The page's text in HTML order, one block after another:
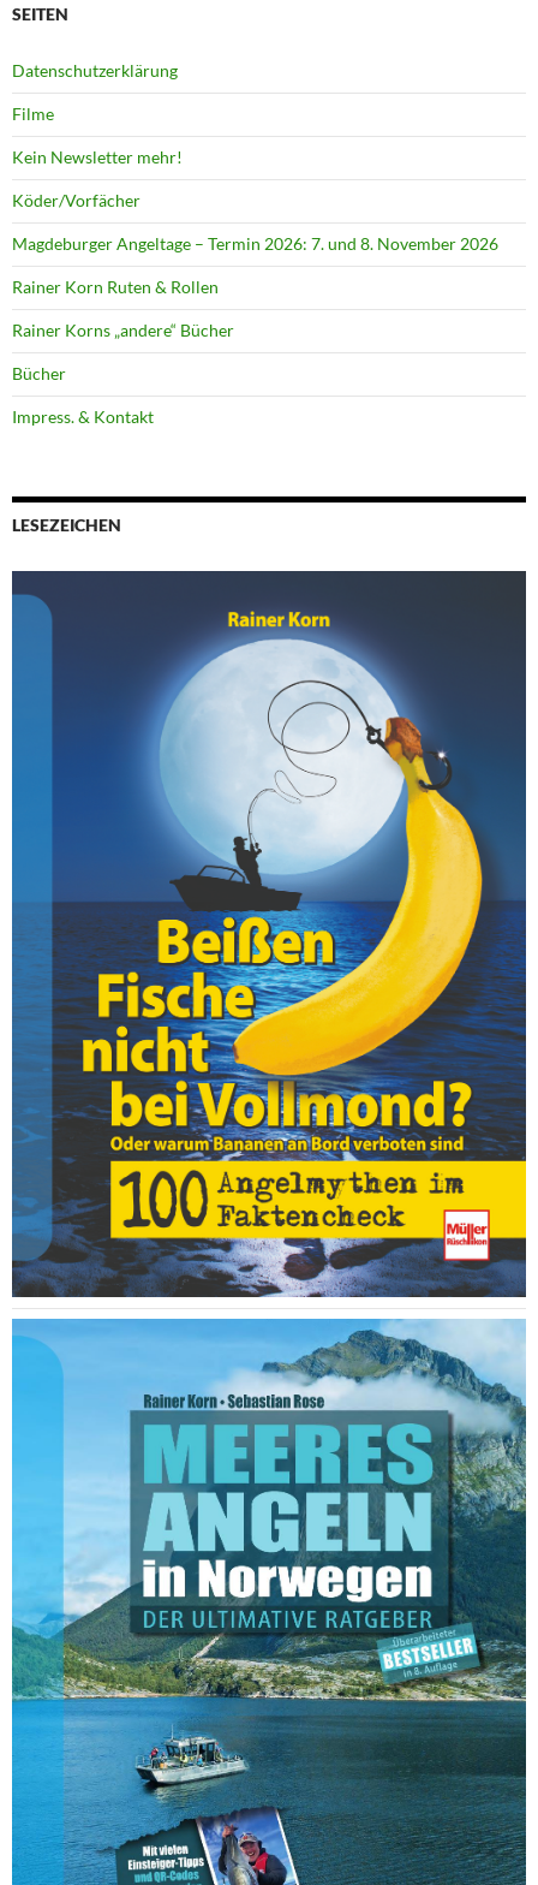
SEITEN
Datenschutzerklärung
Filme
Kein Newsletter mehr!
Köder/Vorfächer
Magdeburger Angeltage – Termin 2026: 7. und 8. November 2026
Rainer Korn Ruten & Rollen
Rainer Korns „andere“ Bücher
Bücher
Impress. & Kontakt
LESEZEICHEN